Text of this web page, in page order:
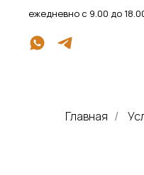
ежедневно с 9.00 до
Главная /